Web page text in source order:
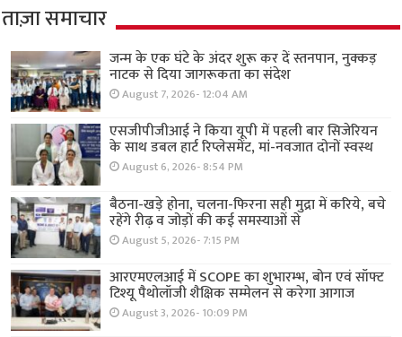
ताज़ा समाचार
जन्म के एक घंटे के अंदर शुरू कर दें स्तनपान, नुक्कड़
नाटक से दिया जागरूकता का संदेश
August 7, 2026- 12:04 AM
एसजीपीजीआई ने किया यूपी में पहली बार सिजेरियन
के साथ डबल हार्ट रिप्लेसमेंट, मां-नवजात दोनों स्वस्थ
August 6, 2026- 8:54 PM
बैठना-खड़े होना, चलना-फिरना सही मुद्रा में करिये, बचे
रहेंगे रीढ़ व जोड़ों की कई समस्याओं से
August 5, 2026- 7:15 PM
आरएमएलआई में SCOPE का शुभारम्भ, बोन एवं सॉफ्ट
टिश्यू पैथोलॉजी शैक्षिक सम्मेलन से करेगा आगाज
August 3, 2026- 10:09 PM